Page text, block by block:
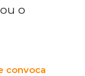
o
convoca